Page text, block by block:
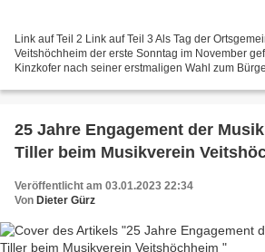
Link auf Teil 2 Link auf Teil 3 Als Tag der
Veitshöchheim der erste Sonntag im November
Kinzkofer nach seiner erstmaligen Wahl zum
25 Jahre Engagement der
Tiller beim Musikverein
Veröffentlicht am 03.01.2023 22:34
Von Dieter Gürz